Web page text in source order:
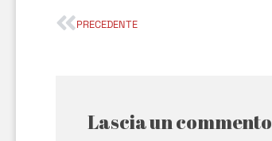
PRECEDENTE
Lascia un commento